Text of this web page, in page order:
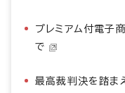
プレミアム付電子
で
最高裁判決を踏ま